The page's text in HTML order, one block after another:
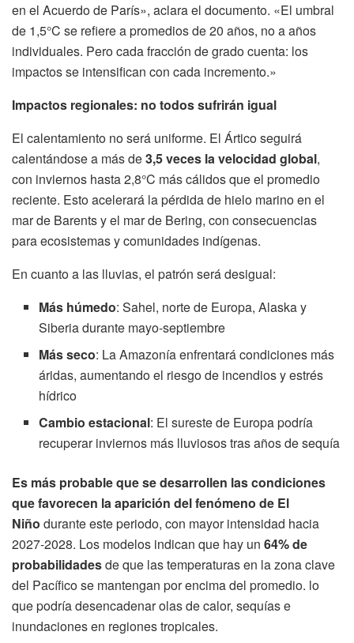
en el Acuerdo de París», aclara el documento. «El umbral
de 1,5°C se refiere a promedios de 20 años, no a años
individuales. Pero cada fracción de grado cuenta: los
impactos se intensifican con cada incremento.»
Impactos regionales: no todos sufrirán igual
El calentamiento no será uniforme. El Ártico seguirá
calentándose a más de3,5 veces la velocidad global,
con inviernos hasta 2,8°C más cálidos que el promedio
reciente. Esto acelerará la pérdida de hielo marino en el
mar de Barents y el mar de Bering, con consecuencias
para ecosistemas y comunidades indígenas.
En cuanto a las lluvias, el patrón será desigual:
Más húmedo: Sahel, norte de Europa, Alaska y
Siberia durante mayo-septiembre
Más seco: La Amazonía enfrentará condiciones más
áridas, aumentando el riesgo de incendios y estrés
hídrico
Cambio estacional: El sureste de Europa podría
recuperar inviernos más lluviosos tras años de sequía
Es más probable que se desarrollen las condiciones
que favorecen la aparición del fenómeno de El
Niño durante este periodo, con mayor intensidad hacia
2027-2028. Los modelos indican que hay un 64% de
probabilidadesde que las temperaturas en la zona clave
del Pacífico se mantengan por encima del promedio. lo
que podría desencadenar olas de calor, sequías e
inundaciones en regiones tropicales.